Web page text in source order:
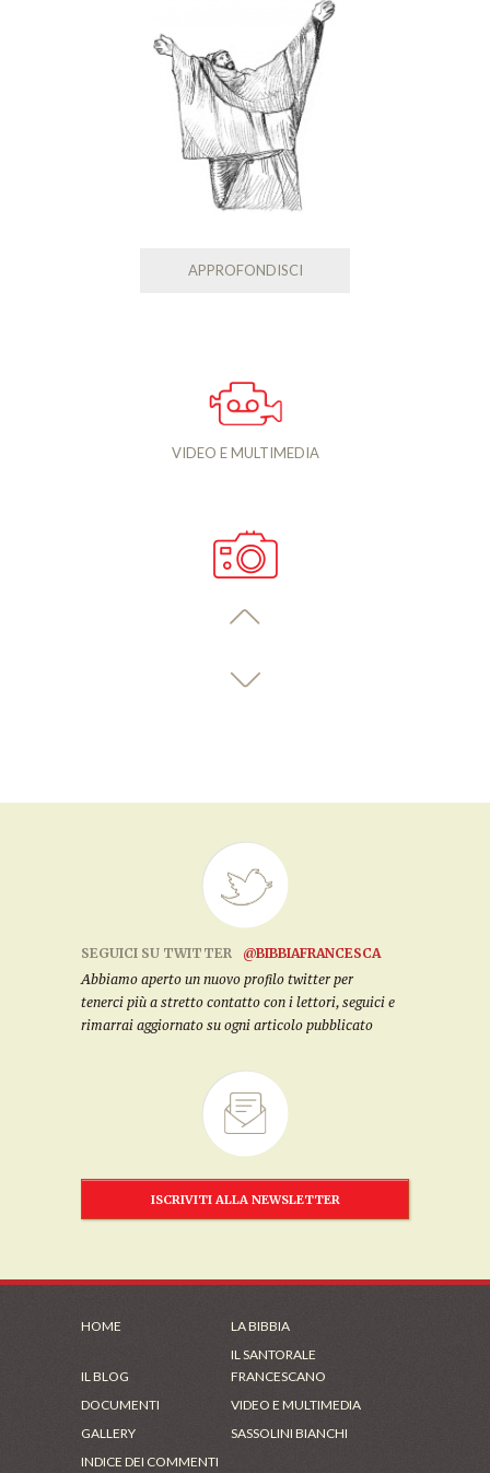
APPROFONDISCI
VIDEO E MULTIMEDIA
SEGUICI SU TWITTER
@BIBBIAFRANCESCA
Abbiamo aperto un nuovo profilo twitter per
tenerci più a stretto contatto con i lettori, seguici e
rimarrai aggiornato su ogni articolo pubblicato
ISCRIVITI ALLA NEWSLETTER
HOME LA BIBBIA
IL BLOG
IL SANTORALE
FRANCESCANO
DOCUMENTI
VIDEO E MULTIMEDIA
GALLERY
SASSOLINI BIANCHI
INDICE DEI COMMENTI